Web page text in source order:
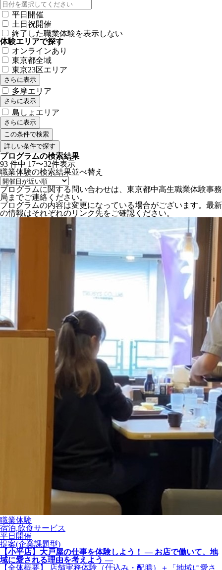
平日開催
土日祝開催
終了した職業体験を表示しない
体験エリアで探す
オンラインあり
東京都全域
東京23区エリア
さらに表示
多摩エリア
さらに表示
島しょエリア
さらに表示
詳しい条件で探す
プログラムの検索結果
93 件中 17〜32件表示
職業体験の検索結果並べ替え
プログラムに関する問い合わせは、東京都中高生職業体験事務
局までご連絡ください。
プログラムの内容は変更になっている場合がございます。最新
の情報はそれぞれのリンク先をご確認ください。
職業体験
宿泊,飲食サービス
平日開催
提案(企業課題型)
【小平店】大戸屋の仕事を体験しよう！ ― お店で働いて、地
域に愛される理由を考えよう ―
【全体概要】 店舗実務体験（仕込み・配膳）＋「地域に愛さ